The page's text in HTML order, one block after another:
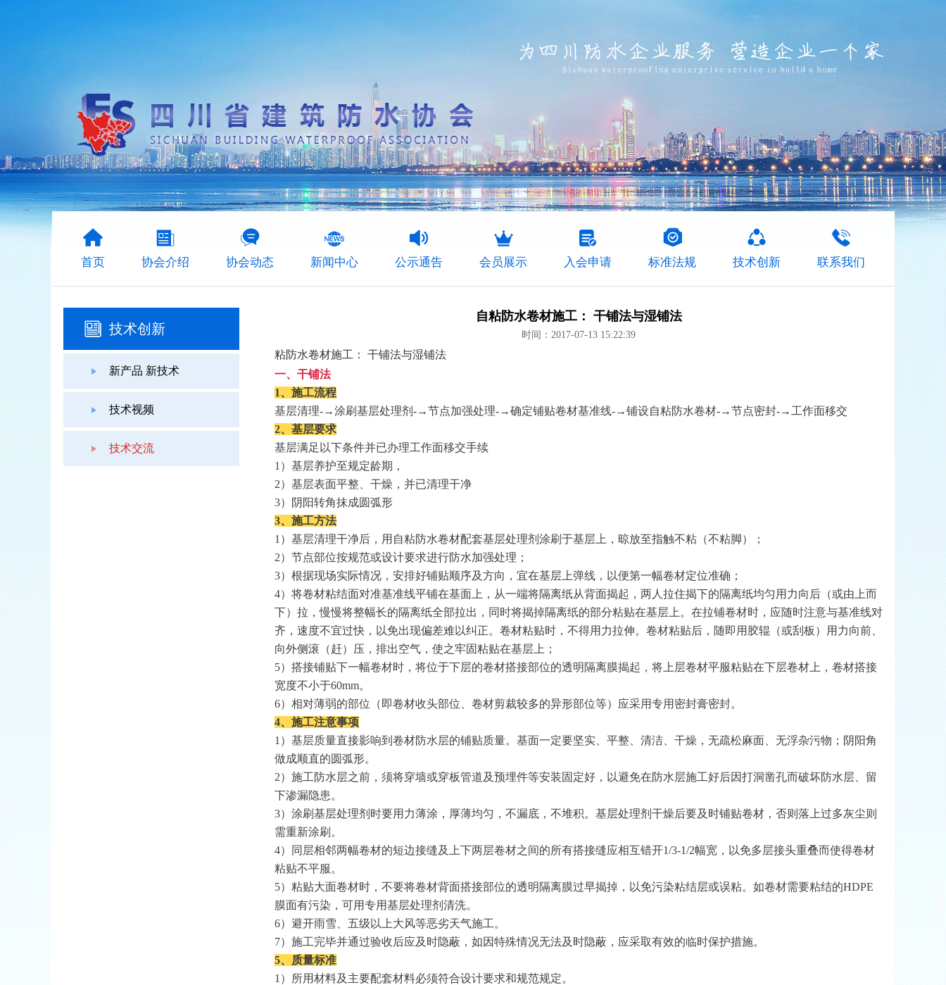
首页 协会介绍 协会动态 新闻中心 公示通告 会员展示 入会申请 标准法规 技术创新 联系我们
技术创新
新产品 新技术
技术视频
技术交流
自粘防水卷材施工： 干铺法与湿铺法
时间：2017-07-13 15:22:39
粘防水卷材施工： 干铺法与湿铺法
一、干铺法
1、施工流程
基层清理-→涂刷基层处理剂 -→节点加强处理-→确定铺贴卷材基准线-→铺设自粘防水卷材-→节点密封-→工作面移交
2、基层要求
基层满足以下条件并已办理工作面移交手续
1 ）基层养护至规定龄期，
2）基层表面平整、干燥，并已清理干净
3）阴阳转角抹成圆弧形
3、施工方法
1 ）基层清理干净后，用自粘防水卷材配套基层处理剂涂刷于基层上，晾放至指触不粘（不粘脚）；
2）节点部位按规范或设计要求进行防水加强处理；
3）根据现场实际情况，安排好铺贴顺序及方向，宜在基层上弹线，以便第一幅卷材定位准确；
4）将卷材粘结面对准基准线平铺在基面上，从一端将隔离纸从背面揭起，两人拉住揭下的隔离纸均匀用力向后（或由上而
下）拉，慢慢将整幅长的隔离纸全部拉出，同时将揭掉隔离纸的部分粘贴在基层上。在拉铺卷材时，应随时注意与基准线对
齐，速度不宜过快，以免出现偏差难以纠正。卷材粘贴时，不得用力拉伸。卷材粘贴后，随即用胶辊（或刮板）用力向前、
向外侧滚（赶）压，排出空气，使之牢固粘贴在基层上；
5）搭接铺贴下一幅卷材时，将位于下层的卷材搭接部位的透明隔离膜揭起，将上层卷材平服粘贴在下层卷材上，卷材搭接
宽度不小于60mm。
6）相对薄弱的部位（即卷材收头部位、卷材剪裁较多的异形部位等）应采用专用密封膏密封。
4、施工注意事项
1 ）基层质量直接影响到卷材防水层的铺贴质量。基面一定要坚实、平整、清洁、干燥，无疏松麻面、无浮杂污物；阴阳角
做成顺直的圆弧形。
2）施工防水层之前，须将穿墙或穿板管道及预埋件等安装固定好，以避免在防水层施工好后因打洞凿孔而破坏防水层、留
下渗漏隐患。
3）涂刷基层处理剂时要用力薄涂，厚薄均匀，不漏底，不堆积。基层处理剂干燥后要及时铺贴卷材，否则落上过多灰尘则
需重新涂刷。
4）同层相邻两幅卷材的短边接缝及上下两层卷材之间的所有搭接缝应相互错开1/3-1/2幅宽，以免多层接头重叠而使得卷材
粘贴不平服。
5）粘贴大面卷材时，不要将卷材背面搭接部位的透明隔离膜过早揭掉，以免污染粘结层或误粘。如卷材需要粘结的HDPE
膜面有污染，可用专用基层处理剂清洗。
6）避开雨雪、五级以上大风等恶劣天气施工。
7）施工完毕并通过验收后应及时隐蔽，如因特殊情况无法及时隐蔽，应采取有效的临时保护措施。
5、质量标准
1 ）所用材料及主要配套材料必须符合设计要求和规范规定。